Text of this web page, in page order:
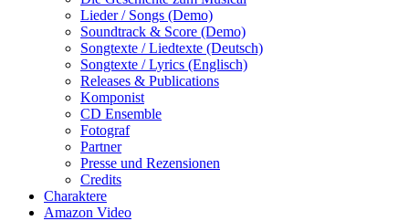
Lieder / Songs (Demo)
Soundtrack & Score (Demo)
Songtexte / Liedtexte (Deutsch)
Songtexte / Lyrics (Englisch)
Releases & Publications
Komponist
CD Ensemble
Fotograf
Partner
Presse und Rezensionen
Credits
Charaktere
Amazon Video